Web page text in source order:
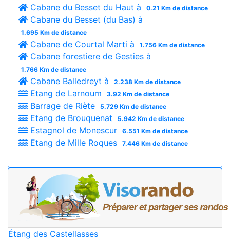
Cabane du Besset du Haut à
0.21 Km de distance
Cabane du Besset (du Bas) à
1.695 Km de distance
Cabane de Courtal Marti à 1.756 Km de distance
Cabane forestiere de Gesties à
1.766 Km de distance
Cabane Balledreyt à 2.238 Km de distance
Etang de Larnoum 3.92 Km de distance
Barrage de Riète 5.729 Km de distance
Etang de Brouquenat 5.942 Km de distance
Estagnol de Monescur 6.551 Km de distance
Etang de Mille Roques 7.446 Km de distance
Étang des Castellasses